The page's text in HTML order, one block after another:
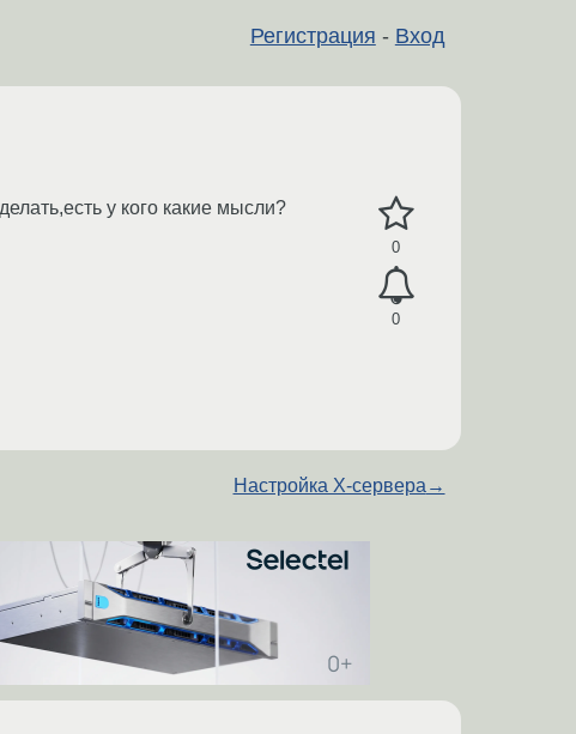
Регистрация - Вход
0
0
у кого какие мысли?
Настройка X-сервера →